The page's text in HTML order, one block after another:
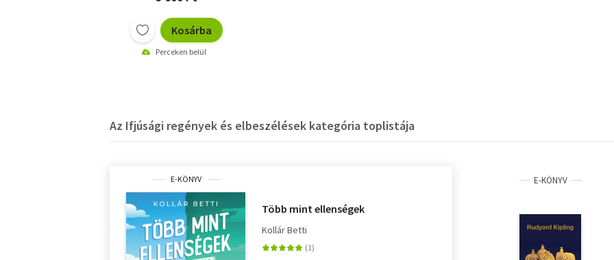
Kosárba
Perceken belül
Az Ifjúsági regények és elbeszélések kategória toplistája
E-KÖNYV
Több mint ellenségek
Kollár Betti
E-KÖNYV